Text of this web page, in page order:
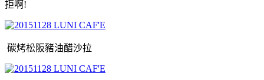
拒啊!
碳烤松阪豬油醋沙拉